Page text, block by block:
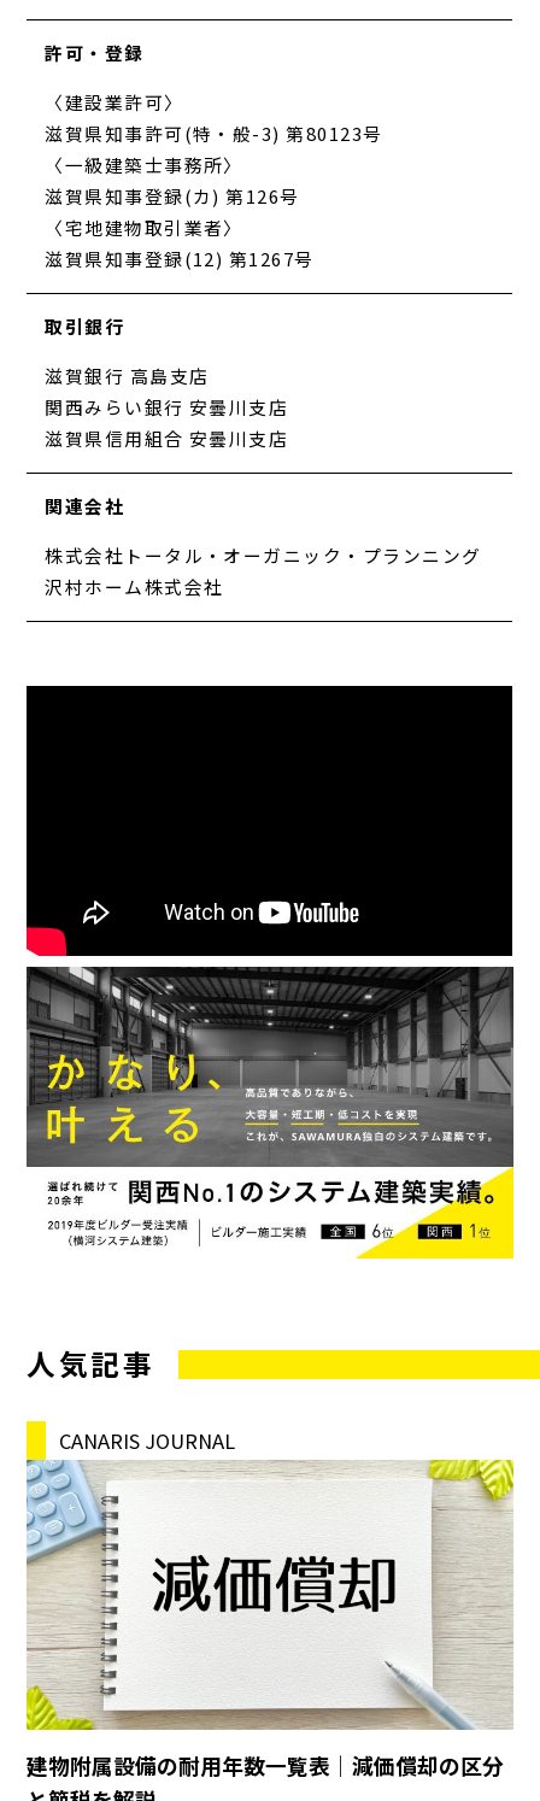
許可・登録
〈建設業許可〉
滋賀県知事許可(特・般-3) 第80123号
〈一級建築士事務所〉
滋賀県知事登録(カ) 第126号
〈宅地建物取引業者〉
滋賀県知事登録(12) 第1267号
取引銀行
滋賀銀行 高島支店
関西みらい銀行 安曇川支店
滋賀県信用組合 安曇川支店
関連会社
株式会社トータル・オーガニック・プランニング
沢村ホーム株式会社
人気記事
CANARIS JOURNAL
建物附属設備の耐用年数一覧表｜減価償却の区分